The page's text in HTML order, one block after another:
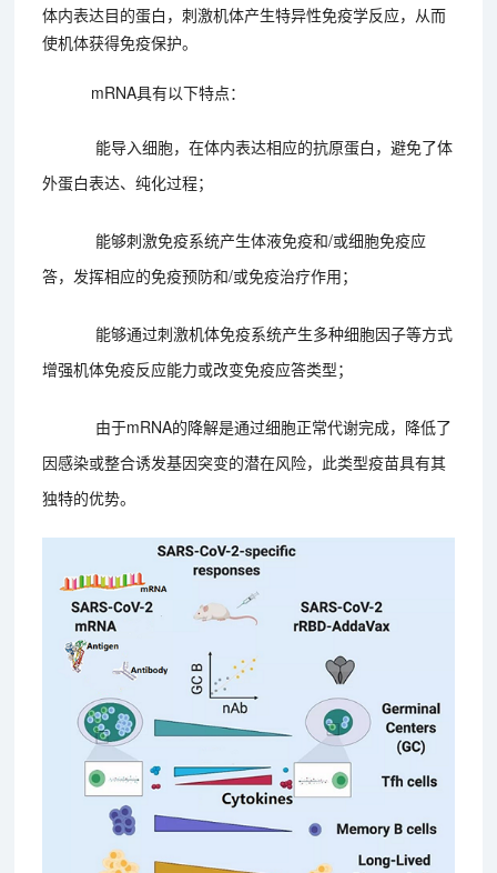
体内表达目的蛋白，刺激机体产生特异性免疫学反应，从而
使机体获得免疫保护。
mRNA具有以下特点：
能导入细胞，在体内表达相应的抗原蛋白，避免了体
外蛋白表达、纯化过程；
能够刺激免疫系统产生体液免疫和/或细胞免疫应
答，发挥相应的免疫预防和/或免疫治疗作用；
能够通过刺激机体免疫系统产生多种细胞因子等方式
增强机体免疫反应能力或改变免疫应答类型；
由于mRNA的降解是通过细胞正常代谢完成，降低了
因感染或整合诱发基因突变的潜在风险，此类型疫苗具有其
独特的优势。